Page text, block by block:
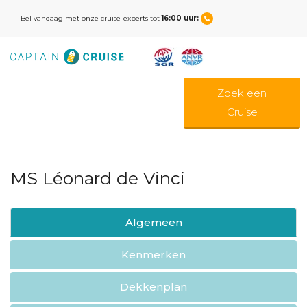
Bel vandaag met onze cruise-experts tot16:00 uur:
Zoek een
Cruise
MS Léonard de Vinci
Algemeen
Kenmerken
Dekkenplan